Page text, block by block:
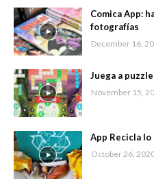
Comica App:
fotografías
December 16,
Juega a
November 15,
App Recicla
October 26,